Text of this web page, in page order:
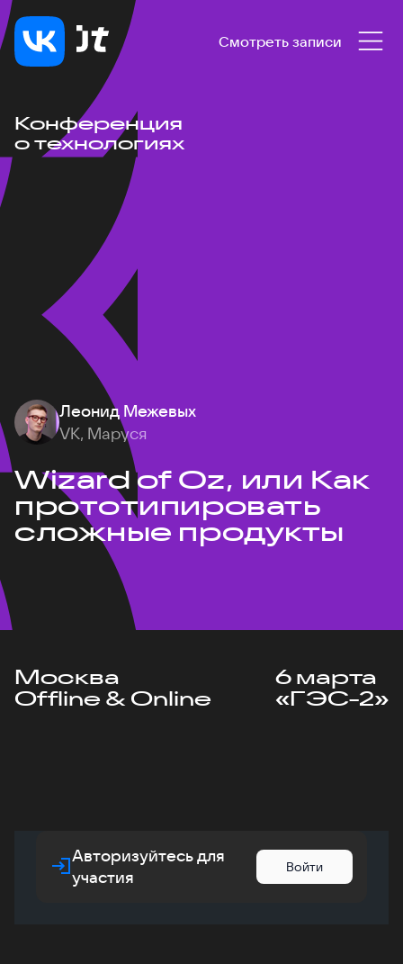
Смотреть записи
Конференция
о технологиях
Леонид Межевых
VK, Маруся
Wizard of Oz, или Как
прототипировать
сложные продукты
Москва
Offline & Online
6 марта
«ГЭС-2»
Авторизуйтесь для
участия
Войти